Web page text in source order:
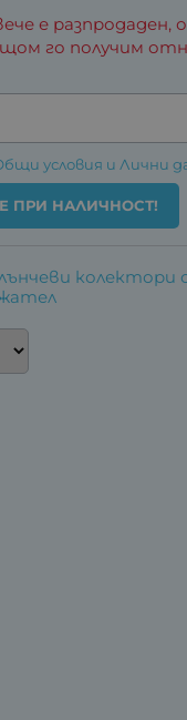
е разпродаден,
го получим
условия и Лични
ПРИ НАЛИЧНОСТ!
колектори